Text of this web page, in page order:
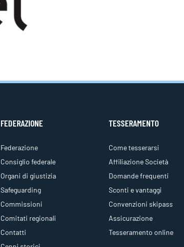
FEDERAZIONE
Federazione
Consiglio federale
Organi di giustizia
Safeguarding
Commissioni
Comitati regionali
Contatti
TESSERAMENTO
Come tesserarsi
Affiliazione Società
Domande frequenti
Sconti e vantaggi
Convenzioni skipass
Assicurazione
Tesseramento online